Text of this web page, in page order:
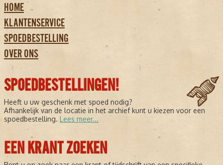
HOME
KLANTENSERVICE
SPOEDBESTELLING
OVER ONS
SPOEDBESTELLINGEN!
Heeft u uw geschenk met spoed nodig?
Afhankelijk van de locatie in het archief kunt u kiezen voor een
spoedbestelling. Lees meer...
EEN KRANT ZOEKEN